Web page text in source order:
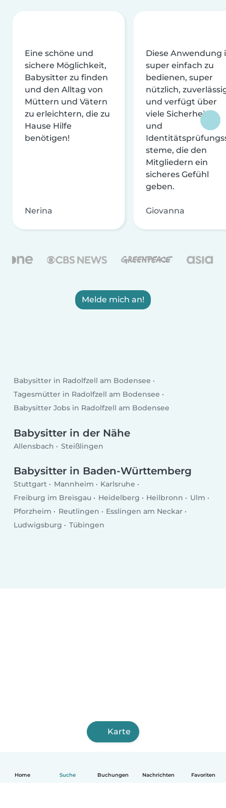
Home Suche Buchungen Nachrichten Favoriten
Eine schöne und
sichere Möglichkeit,
Babysitter zu finden
und den Alltag von
Müttern und Vätern
zu erleichtern, die zu
Hause Hilfe
benötigen!
Nerina
Diese Anwendung
super einfach zu
bedienen, super
nützlich,
und verfügt über
viele Sicherheits-
und
steme, die den
Mitgliedern ein
sicheres Gefühl
geben.
Giovanna
Melde mich an!
Babysitter in Radolfzell am Bodensee
Tagesmütter in Radolfzell am Bodensee
Babysitter Jobs in Radolfzell am Bodensee
Babysitter in der Nähe
Allensbach Steißlingen
Babysitter in Baden-Württemberg
Stuttgart Mannheim
Karlsruhe
Freiburg im Breisgau
Heidelberg Heilbronn
Ulm
Pforzheim
Reutlingen
Esslingen am Neckar
Ludwigsburg
Tübingen
Karte